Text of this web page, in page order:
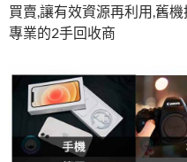
買賣,讓有效資源再利用,舊
專業的2手回收商